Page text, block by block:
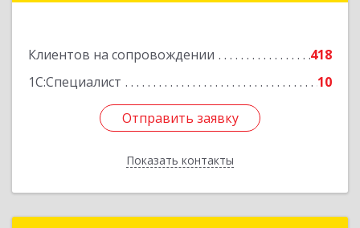
Клиентов на сопровождении
418
1С:Специалист
10
Отправить заявку
Показать контакты
Отправить заявку
Назад